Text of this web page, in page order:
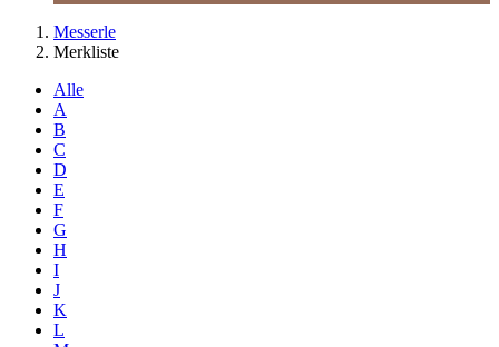
Messerle
Merkliste
Alle
A
B
C
D
E
F
G
H
I
J
K
L